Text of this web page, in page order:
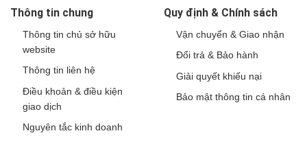
Thông tin chung
Thông tin chủ sở hữu
website
Thông tin liên hệ
Điều khoản & điều kiện
giao dịch
Nguyên tắc kinh doanh
Quy định & Chính sách
Vận chuyển & Giao nhận
Đổi trả & Bảo hành
Giải quyết khiếu nại
Bảo mật thông tin cá nhân